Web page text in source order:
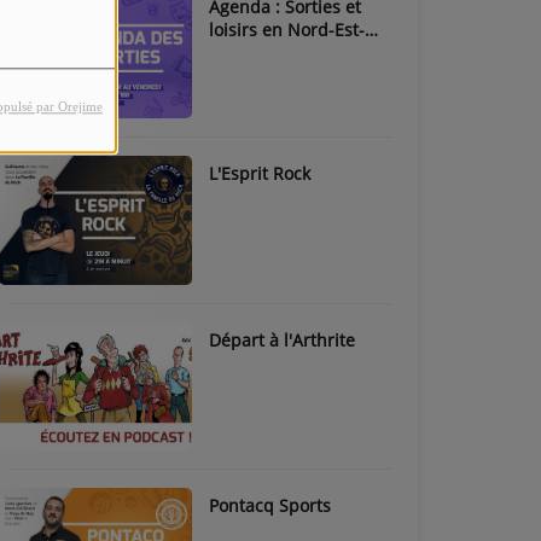
par Orejime
Agenda : Sorties et
loisirs en Nord-Est-
L'Esprit Rock
Départ à l'Arthrite
Pontacq Sports